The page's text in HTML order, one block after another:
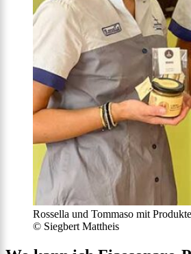
Rossella und Tommaso mit
© Siegbert Mattheis